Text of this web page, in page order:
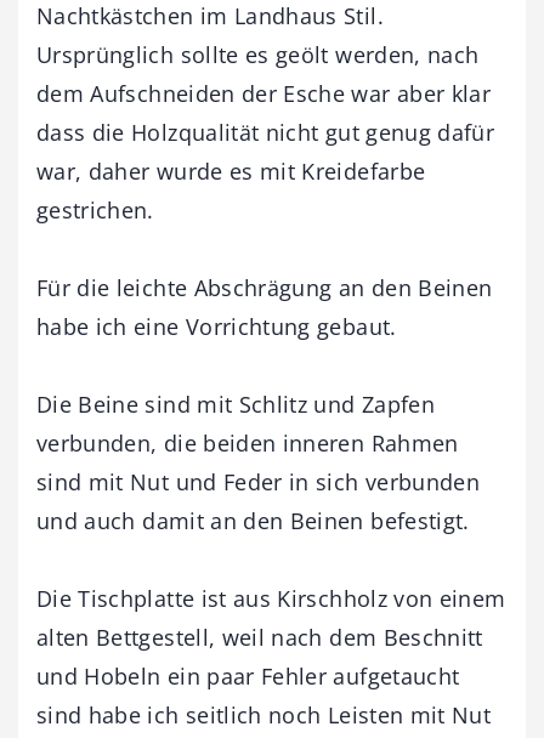
Nachtkästchen im Landhaus Stil.
Ursprünglich sollte es geölt werden, nach
dem Aufschneiden der Esche war aber klar
dass die Holzqualität nicht gut genug dafür
war, daher wurde es mit Kreidefarbe
gestrichen.
Für die leichte Abschrägung an den Beinen
habe ich eine Vorrichtung gebaut.
Die Beine sind mit Schlitz und Zapfen
verbunden, die beiden inneren Rahmen
sind mit Nut und Feder in sich verbunden
und auch damit an den Beinen befestigt.
Die Tischplatte ist aus Kirschholz von einem
alten Bettgestell, weil nach dem Beschnitt
und Hobeln ein paar Fehler aufgetaucht
sind habe ich seitlich noch Leisten mit Nut